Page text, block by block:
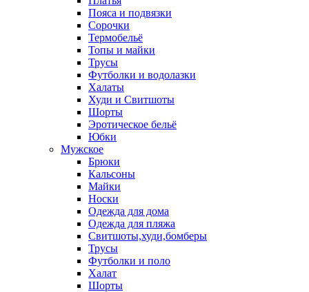
Пояса и подвязки
Сорочки
Термобельё
Топы и майки
Трусы
Футболки и водолазки
Халаты
Худи и Свитшоты
Шорты
Эротическое бельё
Юбки
Мужское
Брюки
Кальсоны
Майки
Носки
Одежда для дома
Одежда для пляжа
Свитшоты,худи,бомберы
Трусы
Футболки и поло
Халат
Шорты